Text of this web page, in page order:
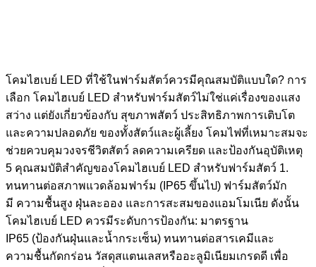
โคมไฮเบย์ LED ที่ใช้ในฟาร์มสัตว์ควรมีคุณสมบัติแบบใด? การ
เลือก โคมไฮเบย์ LED สำหรับฟาร์มสัตว์ไม่ใช่แค่เรื่องของแสง
สว่าง แต่ยังเกี่ยวข้องกับ สุขภาพสัตว์ ประสิทธิภาพการเติบโต
และความปลอดภัย ของทั้งสัตว์และผู้เลี้ยง โคมไฟที่เหมาะสมจะ
ช่วยควบคุมวงจรชีวิตสัตว์ ลดความเครียด และป้องกันอุบัติเหตุ
5 คุณสมบัติสำคัญของโคมไฮเบย์ LED สำหรับฟาร์มสัตว์ 1.
ทนทานต่อสภาพแวดล้อมฟาร์ม (IP65 ขึ้นไป) ฟาร์มสัตว์มัก
มี ความชื้นสูง ฝุ่นละออง และการสะสมของแอมโมเนีย ดังนั้น
โคมไฮเบย์ LED ควรมีระดับการป้องกัน: มาตรฐาน
IP65 (ป้องกันฝุ่นและน้ำกระเซ็น) ทนทานต่อสารเคมีและ
ความชื้นกัดกร่อน วัสดุสแตนเลสหรืออะลูมิเนียมเกรดดี เพื่อ